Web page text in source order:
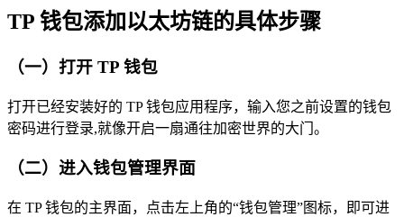
TP 钱包添加以太坊链的具体步骤
（一）打开 TP 钱包
打开已经安装好的 TP 钱包应用程序，输入您之前设置的钱包
密码进行登录,就像开启一扇通往加密世界的大门。
（二）进入钱包管理界面
在 TP 钱包的主界面，点击左上角的“钱包管理”图标，即可进